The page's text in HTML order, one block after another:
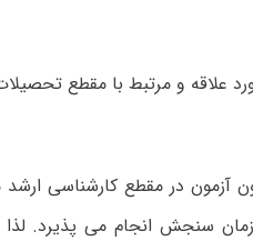
علاقه و مرتبط با مقطع
در مقطع کارشناسی
سنجش انجام می پذیرد. لذا